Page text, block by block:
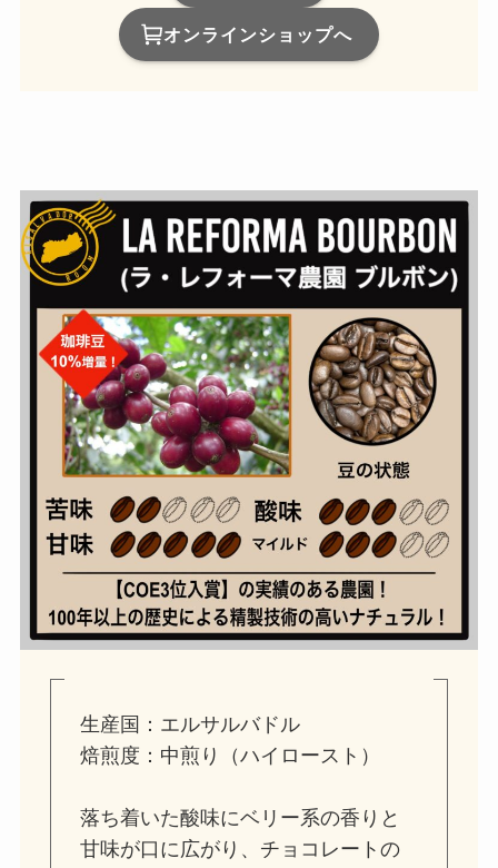
オンラインショップへ
生産国：エルサルバドル
焙煎度：中煎り（ハイロースト）
落ち着いた酸味にベリー系の香りと
甘味が口に広がり、チョコレートの